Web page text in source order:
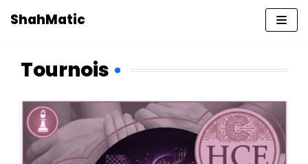
Skip
ShahMatic
Tournois